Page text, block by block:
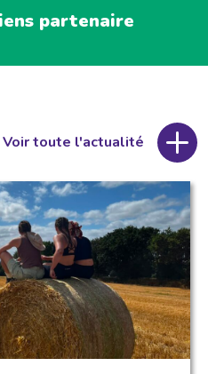
partenaire
Voir toute l'actualité